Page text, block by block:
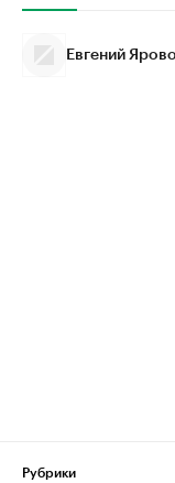
Евгений
Рубрики